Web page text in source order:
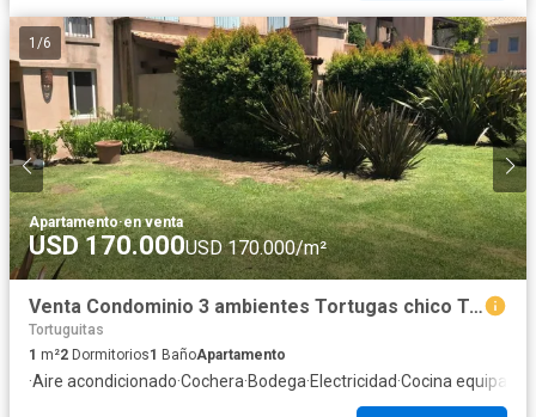
1 /6
Apartamento·en venta
USD 170.000USD 170.000/m²
Venta Condominio 3 ambientes Tortugas chico Tortuguitas
Tortuguitas
1 m²2 Dormitorios1 BañoApartamento
·Aire acondicionado·Cochera·Bodega·Electricidad·Cocina equipada